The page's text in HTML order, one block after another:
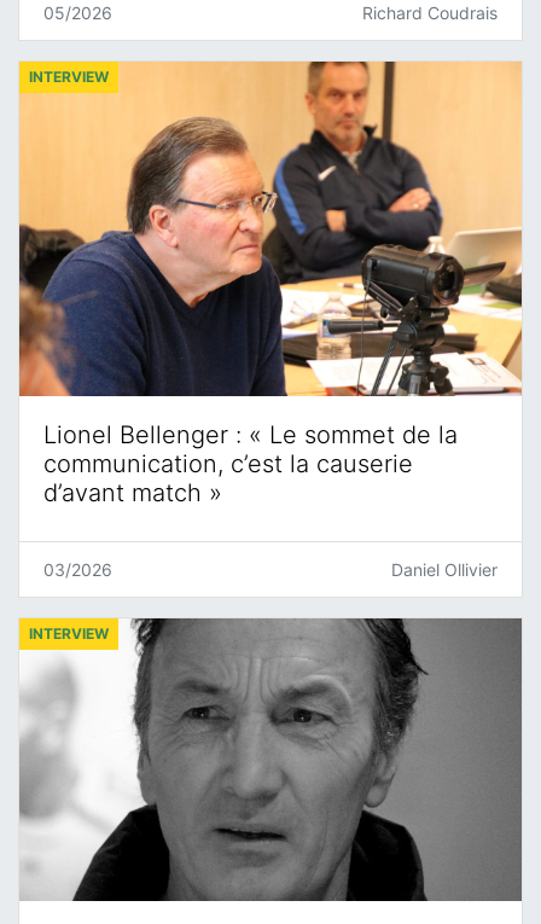
05/2026 Richard Coudrais
Lionel Bellenger : « Le sommet de la
communication, c’est la causerie
d’avant match »
INTERVIEW
03/2026 Daniel Ollivier
INTERVIEW